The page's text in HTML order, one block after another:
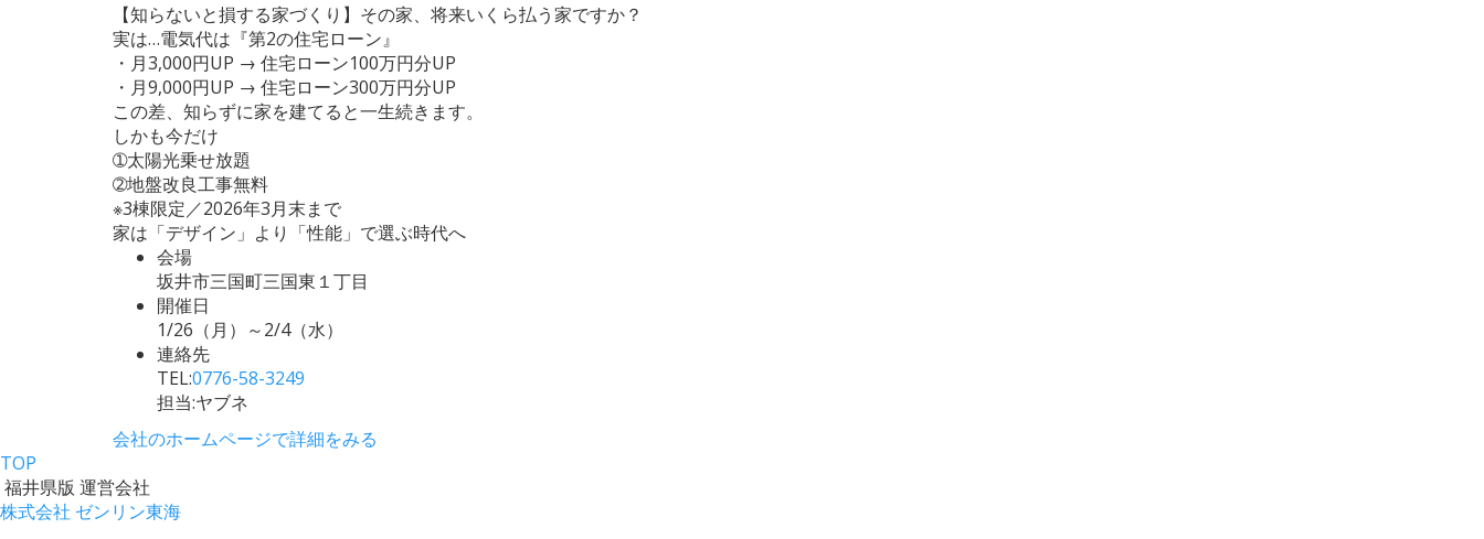
【知らないと損する家づくり】その家、将来いくら払う家ですか？
実は…電気代は『第2の住宅ローン』
・月3,000円UP → 住宅ローン100万円分UP
・月9,000円UP → 住宅ローン300万円分UP
この差、知らずに家を建てると一生続きます。
しかも今だけ
➀太陽光乗せ放題
➁地盤改良工事無料
※3棟限定／2026年3月末まで
家は「デザイン」より「性能」で選ぶ時代へ
会場
坂井市三国町三国東１丁目
開催日
1/26（月）～2/4（水）
連絡先
TEL:0776-58-3249
担当:ヤブネ
会社のホームページで詳細をみる
TOP
福井県版 運営会社
株式会社 ゼンリン東海